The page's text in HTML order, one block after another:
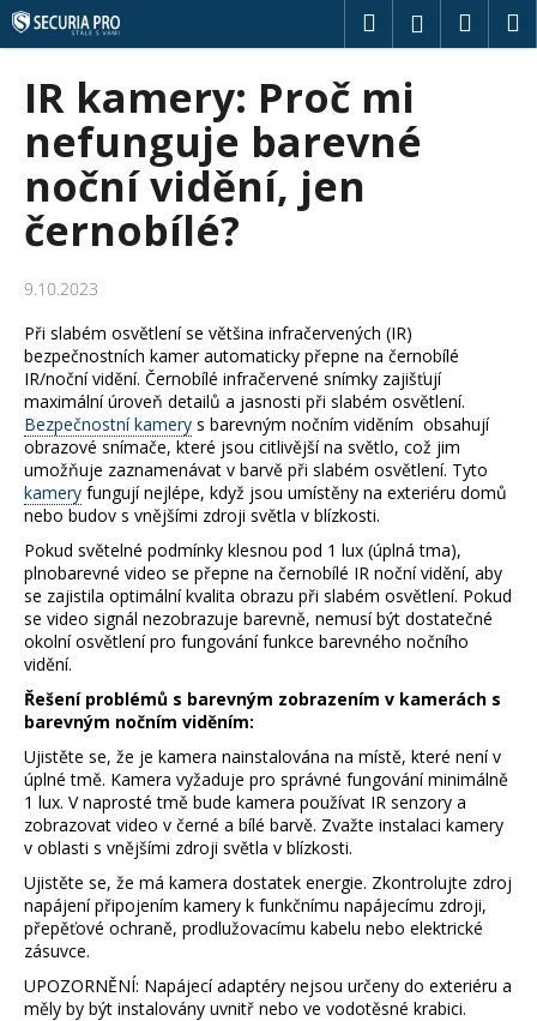
Přejít
na
obsah
HledatPřihlášení
IR kamery: Proč mi
nefunguje barevné
noční vidění, jen
černobílé?
9.10.2023
Při slabém osvětlení se většina infračervených (IR)
bezpečnostních kamer automaticky přepne na černobílé
IR/noční vidění. Černobílé infračervené snímky zajišťují
maximální úroveň detailů a jasnosti při slabém osvětlení.
Bezpečnostní kamery s barevným nočním viděním obsahují
obrazové snímače, které jsou citlivější na světlo, což jim
umožňuje zaznamenávat v barvě při slabém osvětlení. Tyto
kamery fungují nejlépe, když jsou umístěny na exteriéru domů
nebo budov s vnějšími zdroji světla v blízkosti.
Pokud světelné podmínky klesnou pod 1 lux (úplná tma),
plnobarevné video se přepne na černobílé IR noční vidění, aby
se zajistila optimální kvalita obrazu při slabém osvětlení. Pokud
se video signál nezobrazuje barevně, nemusí být dostatečné
okolní osvětlení pro fungování funkce barevného nočního
vidění.
Řešení problémů s barevným zobrazením v kamerách s
barevným nočním viděním:
Ujistěte se, že je kamera nainstalována na místě, které není v
úplné tmě. Kamera vyžaduje pro správné fungování minimálně
1 lux. V naprosté tmě bude kamera používat IR senzory a
zobrazovat video v černé a bílé barvě. Zvažte instalaci kamery
v oblasti s vnějšími zdroji světla v blízkosti.
Ujistěte se, že má kamera dostatek energie. Zkontrolujte zdroj
napájení připojením kamery k funkčnímu napájecímu zdroji,
přepěťové ochraně, prodlužovacímu kabelu nebo elektrické
zásuvce.
UPOZORNĚNÍ: Napájecí adaptéry nejsou určeny do exteriéru a
měly by být instalovány uvnitř nebo ve vodotěsné krabici.
K
o
C
o
p
o
t
ř
e
b
u
j
e
t
e
n
a
j
í
t
?
HLEDAT
D
o
p
o